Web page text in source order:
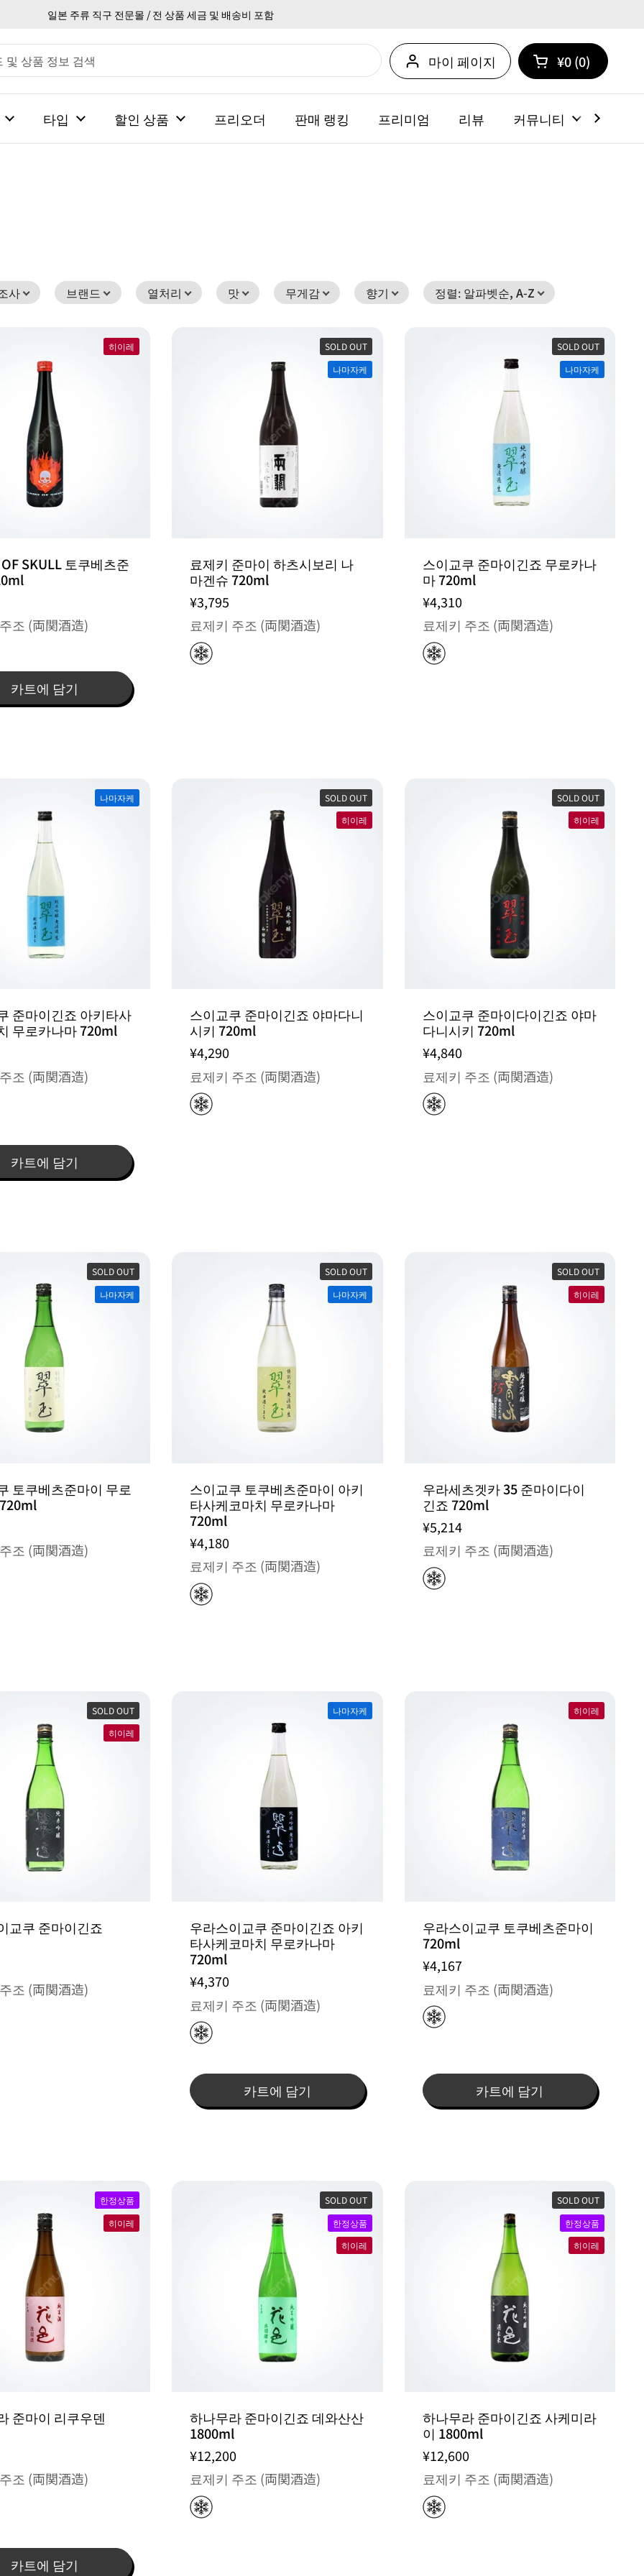
일본 주류 직구 전문몰 / 전 상품 세금 및 배송비 포함
마이 페이지 카트 열기
쇼핑 카트 총계:
¥0 0
카트 내에 제품
타입 할인 상품 프리오더 판매 랭킹 프리미엄 리뷰 커뮤니티
사 브랜드 열처리 맛 무게감 향기 정렬: 알파벳순, A-Z
SKULL 토쿠베츠준
조 (両関酒造)
카트에 담기
히이레
료제키 준마이 하츠시보리 나
마겐슈 720ml
¥3,795
료제키 주조 (両関酒造)
SOLD OUT
나마자케
스이교쿠 준마이긴죠 무로카나
마 720ml
¥4,310
료제키 주조 (両関酒造)
SOLD OUT
나마자케
준마이긴죠 아키타사
무로카나마 720ml
조 (両関酒造)
카트에 담기
나마자케
스이교쿠 준마이긴죠 야마다니
시키 720ml
¥4,290
료제키 주조 (両関酒造)
SOLD OUT
히이레
스이교쿠 준마이다이긴죠 야마
다니시키 720ml
¥4,840
료제키 주조 (両関酒造)
SOLD OUT
히이레
토쿠베츠준마이 무로
조 (両関酒造)
SOLD OUT
나마자케
스이교쿠 토쿠베츠준마이 아키
타사케코마치 무로카나마
720ml
¥4,180
료제키 주조 (両関酒造)
SOLD OUT
나마자케
우라세츠겟카 35 준마이다이
긴죠 720ml
¥5,214
료제키 주조 (両関酒造)
SOLD OUT
히이레
교쿠 준마이긴죠
조 (両関酒造)
SOLD OUT
히이레
우라스이교쿠 준마이긴죠 아키
타사케코마치 무로카나마
720ml
¥4,370
료제키 주조 (両関酒造)
카트에 담기
나마자케
우라스이교쿠 토쿠베츠준마이
720ml
¥4,167
료제키 주조 (両関酒造)
카트에 담기
히이레
준마이 리쿠우덴
조 (両関酒造)
카트에 담기
한정상품
히이레
하나무라 준마이긴죠 데와산산
1800ml
¥12,200
료제키 주조 (両関酒造)
SOLD OUT
한정상품
히이레
하나무라 준마이긴죠 사케미라
이 1800ml
¥12,600
료제키 주조 (両関酒造)
SOLD OUT
한정상품
히이레